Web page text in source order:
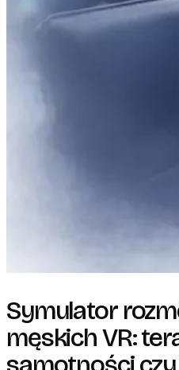
Symulator
męskich VR: